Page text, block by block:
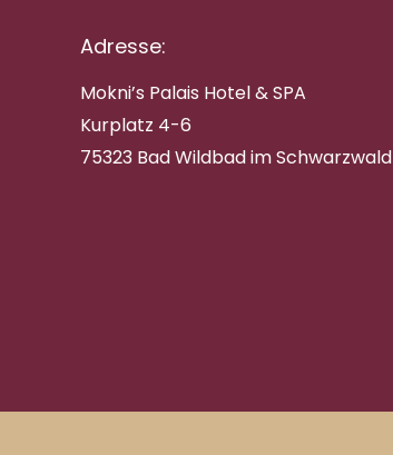
Adresse:
Mokni’s Palais Hotel & SPA
Kurplatz 4-6
75323 Bad Wildbad im Schwarzwald